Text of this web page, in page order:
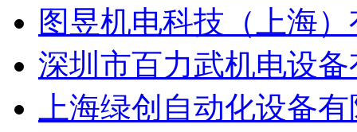
图昱机电科技（上海
深圳市百力武机电设
上海绿创自动化设备